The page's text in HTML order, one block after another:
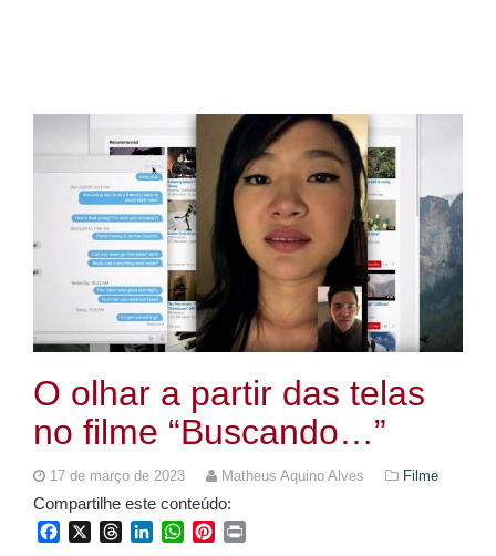
O olhar a partir das telas
no filme “Buscando…”
17 de março de 2023 Matheus Aquino Alves Filme
Compartilhe este conteúdo:
FacebookThreadsLinkedInWhatsApp
Pinterest